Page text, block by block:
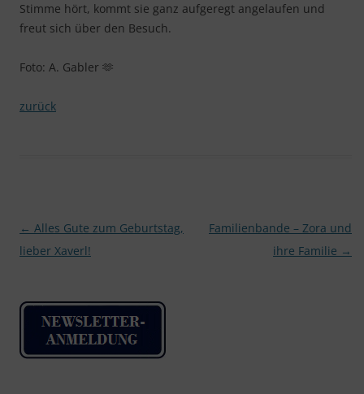
Stimme hört, kommt sie ganz aufgeregt angelaufen und
freut sich über den Besuch.
Foto: A. Gabler 🫶
zurück
Beitragsnavigation
← Alles Gute zum Geburtstag,
lieber Xaverl!
Familienbande – Zora und
ihre Familie →